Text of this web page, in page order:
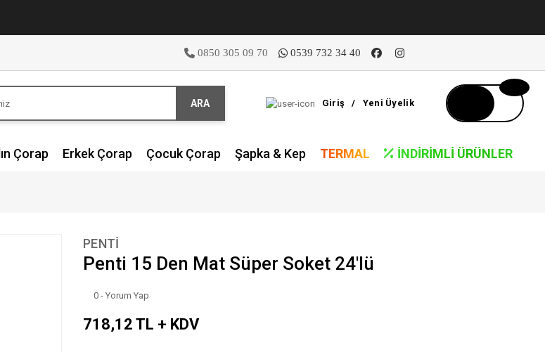
0850 305 09 70 0539 732 34 40
ARA Giriş / Yeni Üyelik
Çorap Erkek Çorap Çocuk Çorap Şapka & Kep TERMAL İNDIRIMLI ÜRÜNLER
PENTİ
Penti 15 Den Mat Süper Soket 24'lü
0 - Yorum Yap
718,12 TL + KDV